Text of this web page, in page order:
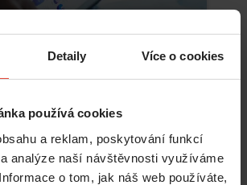
Detaily Více o cookies
používá cookies
a reklam, poskytování funkcí
analýze naší návštěvnosti využíváme
o tom, jak náš web používáte,